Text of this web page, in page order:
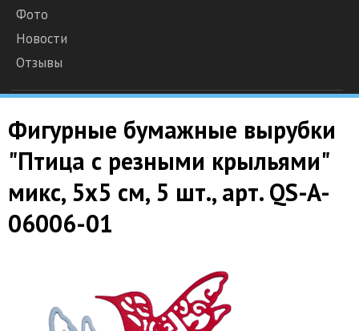
Фото
Новости
Отзывы
Фигурные бумажные вырубки
"Птица с резными крыльями"
микс, 5х5 см, 5 шт., арт. QS-A-
06006-01